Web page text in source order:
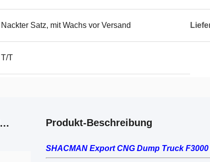
Nackter Satz, mit Wachs vor Versand
T/T
VERWANDTE PRODUKTE
Produkt-Beschreibung
SHACMAN Export CNG Dump Truck